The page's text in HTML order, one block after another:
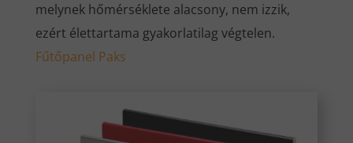
melynek hőmérséklete alacsony, nem izzik,
ezért élettartama gyakorlatilag végtelen.
Fűtőpanel Paks